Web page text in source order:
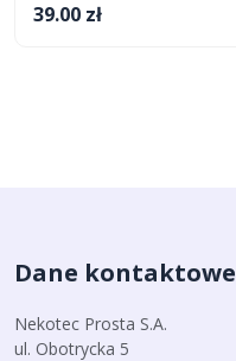
39.00 zł
Dane kontaktowe
Nekotec Prosta S.A.
ul. Obotrycka 5